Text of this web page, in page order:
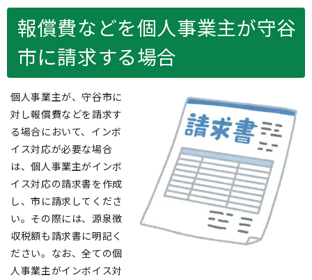
報償費などを個人事業主が守谷
市に請求する場合
個人事業主が、守谷市に
対し報償費などを請求す
る場合において、インボ
イス対応が必要な場合
は、個人事業主がインボ
イス対応の請求書を作成
し、市に請求してくださ
い。その際には、源泉徴
収税額も請求書に明記く
ださい。なお、全ての個
人事業主がインボイス対